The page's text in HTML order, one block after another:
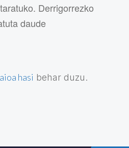
Derrigorrezko
daude
hasi behar duzu.